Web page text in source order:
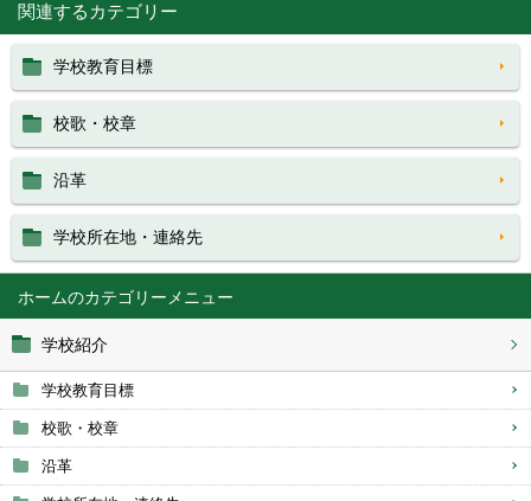
ホーム
学校紹介
学校教育目標
校歌・校章
沿革
関連するカテゴリー
学校教育目標
校歌・校章
沿革
学校所在地・連絡先